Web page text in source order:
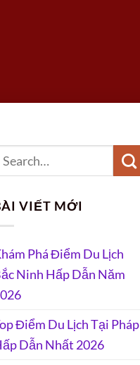
VIẾT MỚI
Phá Điểm Du Lịch
Ninh Hấp Dẫn Năm
Điểm Du Lịch Tại Pháp
Dẫn Nhất 2026